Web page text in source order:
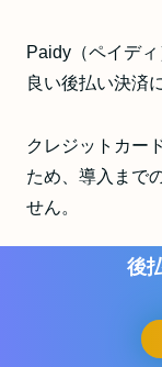
Paidy（ペイデ
良い後払い決済
クレジットカー
ため、導入まで
せん。
プレミア
後